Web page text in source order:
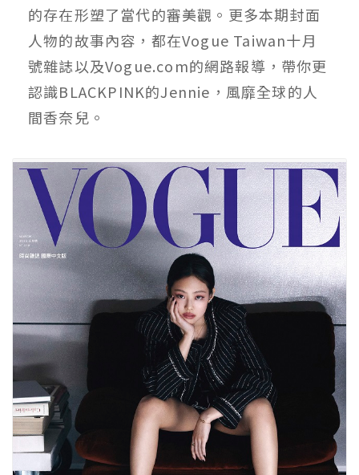
的存在形塑了當代的審美觀。更多本期封面
人物的故事內容，都在Vogue Taiwan十月
號雜誌以及Vogue.com的網路報導，帶你更
認識BLACKPINK的Jennie，風靡全球的人
間香奈兒。